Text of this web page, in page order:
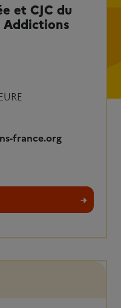
et CJC du
Addictions
france.org